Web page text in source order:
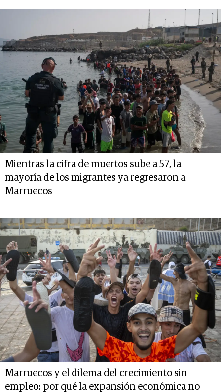
Mientras la cifra de muertos sube a 57, la
mayoría de los migrantes ya regresaron a
Marruecos
Marruecos y el dilema del crecimiento sin
empleo: por qué la expansión económica no